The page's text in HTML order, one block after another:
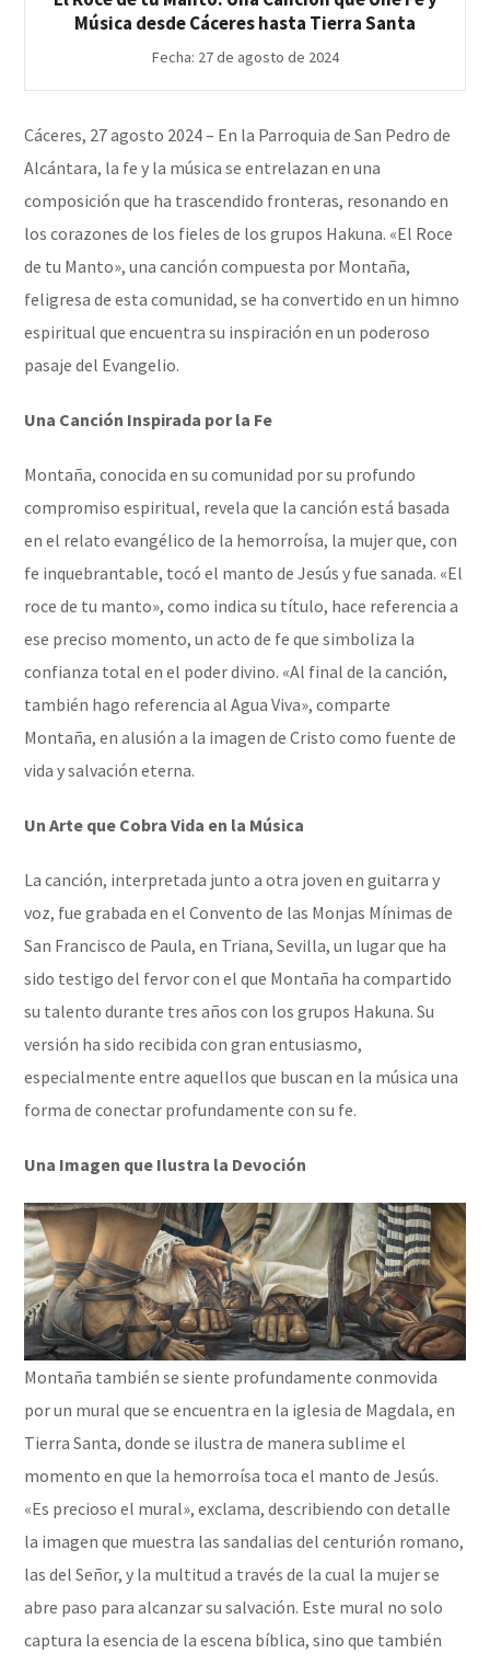
Música desde Cáceres hasta Tierra Santa
Fecha: 27 de agosto de 2024
Cáceres, 27 agosto 2024 – En la Parroquia de San Pedro de
Alcántara, la fe y la música se entrelazan en una
composición que ha trascendido fronteras, resonando en
los corazones de los fieles de los grupos Hakuna. «El Roce
de tu Manto», una canción compuesta por Montaña,
feligresa de esta comunidad, se ha convertido en un himno
espiritual que encuentra su inspiración en un poderoso
pasaje del Evangelio.
Una Canción Inspirada por la Fe
Montaña, conocida en su comunidad por su profundo
compromiso espiritual, revela que la canción está basada
en el relato evangélico de la hemorroísa, la mujer que, con
fe inquebrantable, tocó el manto de Jesús y fue sanada. «El
roce de tu manto», como indica su título, hace referencia a
ese preciso momento, un acto de fe que simboliza la
confianza total en el poder divino. «Al final de la canción,
también hago referencia al Agua Viva», comparte
Montaña, en alusión a la imagen de Cristo como fuente de
vida y salvación eterna.
Un Arte que Cobra Vida en la Música
La canción, interpretada junto a otra joven en guitarra y
voz, fue grabada en el Convento de las Monjas Mínimas de
San Francisco de Paula, en Triana, Sevilla, un lugar que ha
sido testigo del fervor con el que Montaña ha compartido
su talento durante tres años con los grupos Hakuna. Su
versión ha sido recibida con gran entusiasmo,
especialmente entre aquellos que buscan en la música una
forma de conectar profundamente con su fe.
Una Imagen que Ilustra la Devoción
Montaña también se siente profundamente conmovida
por un mural que se encuentra en la iglesia de Magdala, en
Tierra Santa, donde se ilustra de manera sublime el
momento en que la hemorroísa toca el manto de Jesús.
«Es precioso el mural», exclama, describiendo con detalle
la imagen que muestra las sandalias del centurión romano,
las del Señor, y la multitud a través de la cual la mujer se
abre paso para alcanzar su salvación. Este mural no solo
captura la esencia de la escena bíblica, sino que también